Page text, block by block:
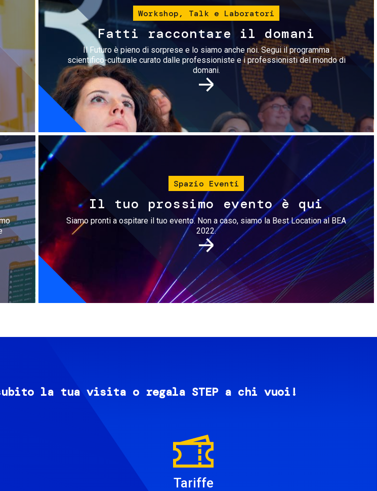
Workshop, Talk e Laboratori
Fatti raccontare il domani
Il Futuro è pieno di sorprese e lo siamo anche noi. Segui il programma
scientifico-culturale curato dalle professioniste e i professionisti del mondo di
domani.
Immagine
Spazio Eventi
Il tuo prossimo evento è qui
Siamo pronti a ospitare il tuo evento. Non a caso, siamo la Best Location al BEA
2022.
la tua visita o regala STEP a chi vuoi!
Tariffe